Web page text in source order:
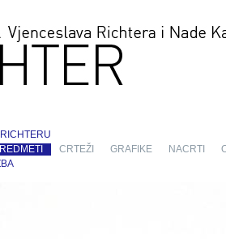
CRTEŽI GRAFIKE NACRTI